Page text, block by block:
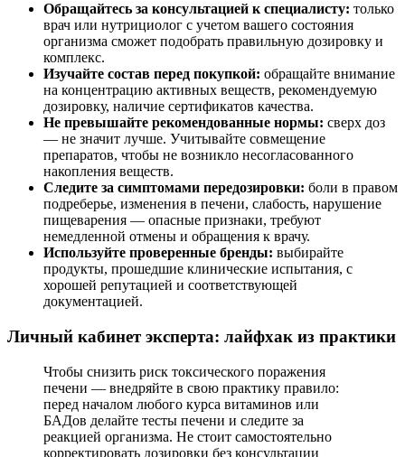
Обращайтесь за консультацией к специалисту: только
врач или нутрициолог с учетом вашего состояния
организма сможет подобрать правильную дозировку и
комплекс.
Изучайте состав перед покупкой: обращайте внимание
на концентрацию активных веществ, рекомендуемую
дозировку, наличие сертификатов качества.
Не превышайте рекомендованные нормы: сверх доз
— не значит лучше. Учитывайте совмещение
препаратов, чтобы не возникло несогласованного
накопления веществ.
Следите за симптомами передозировки: боли в правом
подреберье, изменения в печени, слабость, нарушение
пищеварения — опасные признаки, требуют
немедленной отмены и обращения к врачу.
Используйте проверенные бренды: выбирайте
продукты, прошедшие клинические испытания, с
хорошей репутацией и соответствующей
документацией.
Личный кабинет эксперта: лайфхак из практики
Чтобы снизить риск токсического поражения
печени — внедряйте в свою практику правило:
перед началом любого курса витаминов или
БАДов делайте тесты печени и следите за
реакцией организма. Не стоит самостоятельно
корректировать дозировки без консультации